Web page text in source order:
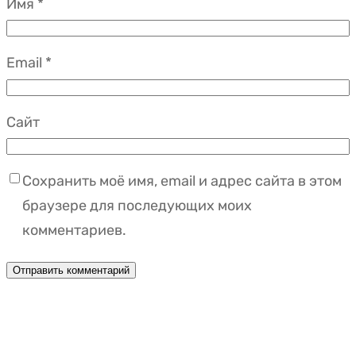
Имя *
Email *
Сайт
Сохранить моё имя, email и адрес сайта в этом
браузере для последующих моих
комментариев.